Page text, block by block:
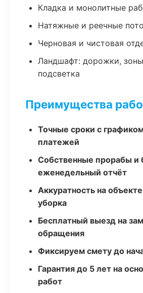
Кладка и монолитные
Натяжные и реечные
Черновая и чистовая
Ландшафт: дорожки,
подсветка
Преимущества
Точные сроки с
платежей
Собственные прорабы и
еженедельный отчёт
Аккуратность на
уборка
Бесплатный выезд на
обращения
Фиксируем смету до
Гарантия до 5 лет на
работ